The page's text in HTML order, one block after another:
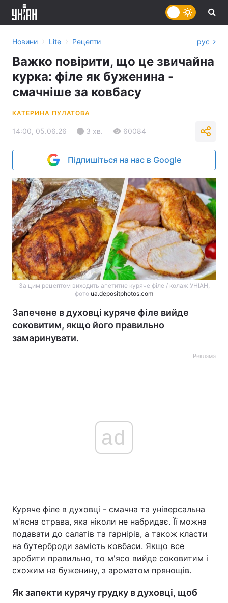
Україна Політика
Економіка Світ
Спорт Наука
Техно і зв'язок Лайт
Новини › Lite › Рецепти рус
Важко повірити, що це звичайна
курка: філе як буженина -
смачніше за ковбасу
КАТЕРИНА ПУЛАТОВА
14:00, 05.06.26 3 хв. 60084
Підпишіться на нас в Google
За цим рецептом виходить апетитне куряче філе / колаж УНІАН,
фото ua.depositphotos.com
Запечене в духовці куряче філе вийде
соковитим, якщо його правильно
замаринувати.
Реклама
ad
Куряче філе в духовці - смачна та універсальна
м'ясна страва, яка ніколи не набридає. Її можна
подавати до салатів та гарнірів, а також класти
на бутерброди замість ковбаси. Якщо все
зробити правильно, то м'ясо вийде соковитим і
схожим на буженину, з ароматом прянощів.
Як запекти курячу грудку в духовці, щоб